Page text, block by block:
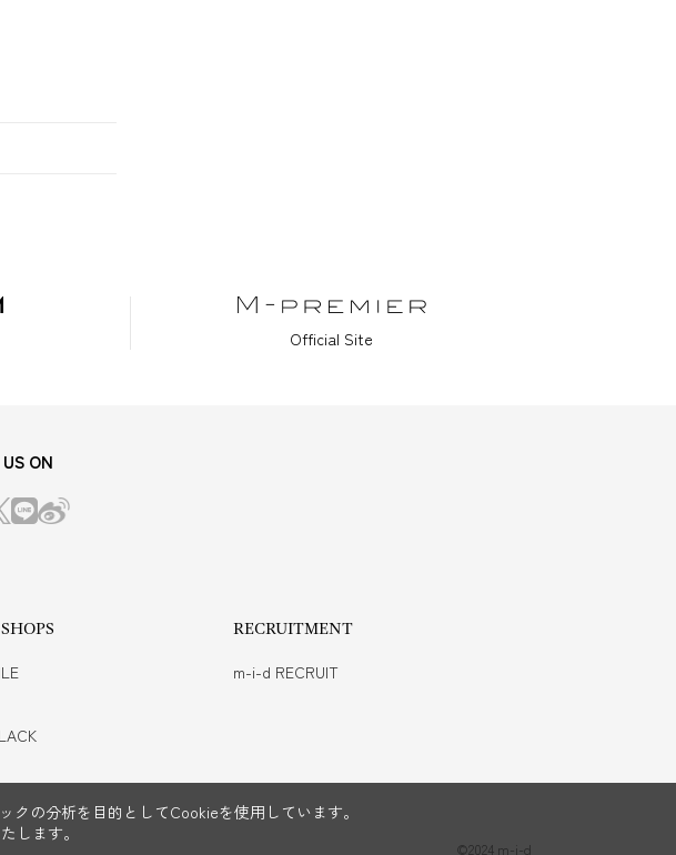
Official Site
ON
RECRUITMENT
m-i-d RECRUIT
©2024 m-i-d
の分析を目的としてCookieを使用しています。
します。